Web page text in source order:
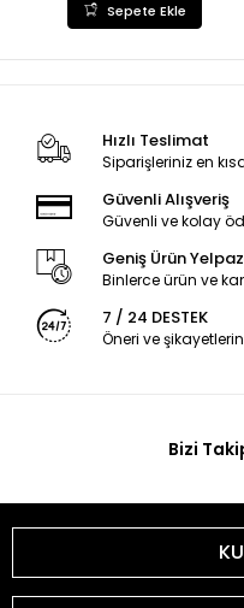
Sepete Ekle
Hızlı Teslimat
Siparişleriniz en
Güvenli Alışveriş
Güvenli ve kolay
Geniş Ürün
Binlerce ürün ve
7 / 24 DESTEK
Öneri ve
Bizi